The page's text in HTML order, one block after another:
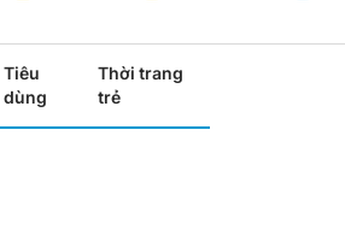
Tiêu
dùng
Thời trang
trẻ